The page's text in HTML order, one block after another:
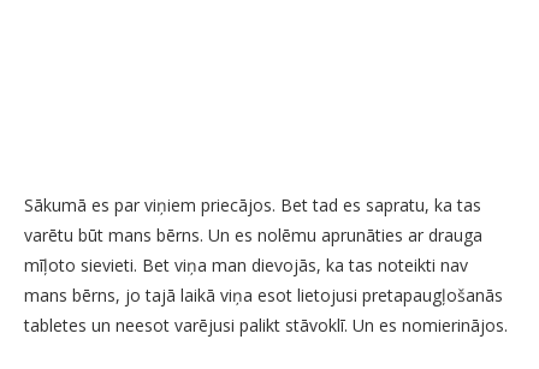
Sākumā es par viņiem priecājos. Bet tad es sapratu, ka tas
varētu būt mans bērns. Un es nolēmu aprunāties ar drauga
mīļoto sievieti. Bet viņa man dievojās, ka tas noteikti nav
mans bērns, jo tajā laikā viņa esot lietojusi pretapaugļošanās
tabletes un neesot varējusi palikt stāvoklī. Un es nomierinājos.